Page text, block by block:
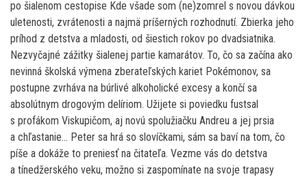
po šialenom cestopise Kde všade som (ne)zomrel s novou dávkou
uletenosti, zvrátenosti a najmä príšerných rozhodnutí. Zbierka jeho
príhod z detstva a mladosti, od šiestich rokov po dvadsiatnika.
Nezvyčajné zážitky šialenej partie kamarátov. To, čo sa začína ako
nevinná školská výmena zberateľských kariet Pokémonov, sa
postupne zvrháva na búrlivé alkoholické excesy a končí sa
absolútnym drogovým delíriom. Užijete si poviedku fustsal
s profákom Viskupičom, aj novú spolužiačku Andreu a jej prsia
a chľastanie… Peter sa hrá so slovíčkami, sám sa baví na tom, čo
píše a dokáže to preniesť na čitateľa. Vezme vás do detstva
a tínedžerského veku, možno si zaspomínate na svoje trapasy